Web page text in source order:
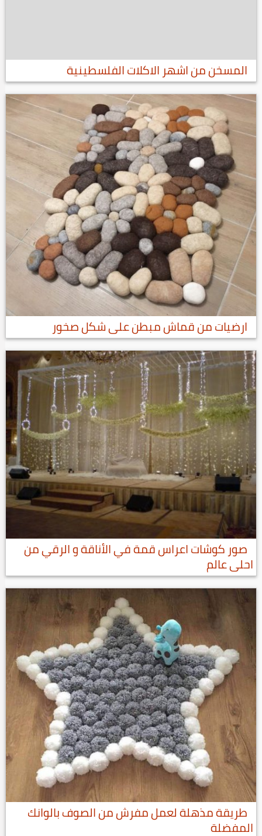
المسخن من اشهر الاكلات الفلسطينية
ارضيات من قماش مبطن على شكل صخور
صور كوشات اعراس قمة في الأناقة و الرقي من
احلى عالم
طريقة مذهلة لعمل مفرش من الصوف بالوانك
المفضلة